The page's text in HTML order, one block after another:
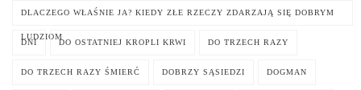
DLACZEGO WŁAŚNIE JA? KIEDY ZŁE RZECZY ZDARZAJĄ SIĘ DOBRYM
LUDZIOM
DNI DO OSTATNIEJ KROPLI KRWI DO TRZECH RAZY
DO TRZECH RAZY ŚMIERĆ DOBRZY SĄSIEDZI DOGMAN